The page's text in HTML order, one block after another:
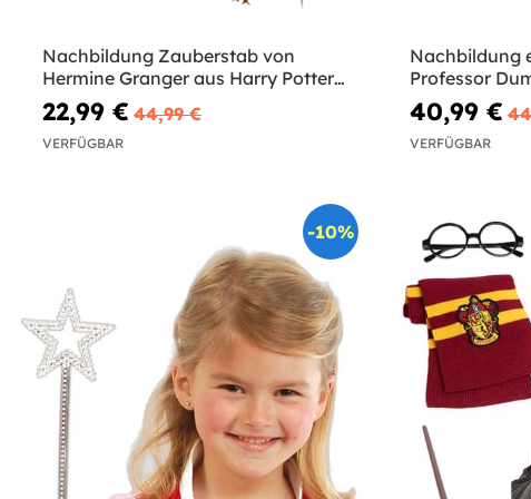
Nachbildung Zauberstab von
Hermine Granger aus Harry Potter
und die Heiligtümer des Todes
22,99 € 44,99 €
VERFÜGBAR
Nachbildung
Professor
Potter
40,99 €
VERFÜGBAR
-10%